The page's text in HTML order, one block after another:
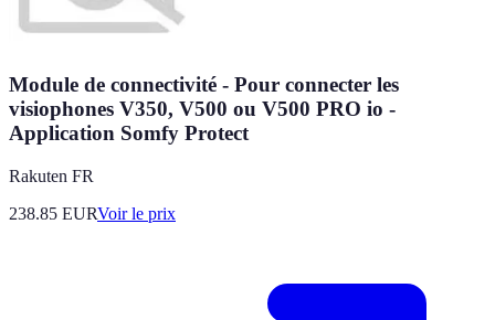
Module de connectivité - Pour connecter les
visiophones V350, V500 ou V500 PRO io -
Application Somfy Protect
Rakuten FR
238.85 EURVoir le prix